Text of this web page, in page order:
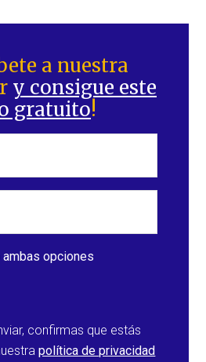
posibles
torrenciales
e
inundaciones
la
“Imelda”
a nuestra
y consigue este
gratuito!
ambas opciones
confirmas que estás
política de privacidad